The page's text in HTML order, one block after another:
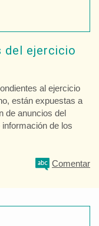
del ejercicio
al ejercicio
están expuestas a
de anuncios del
de los
Comentar